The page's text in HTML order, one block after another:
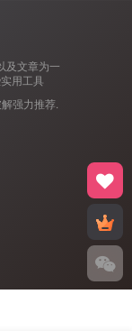
及文章为一
用工具
强力推荐.